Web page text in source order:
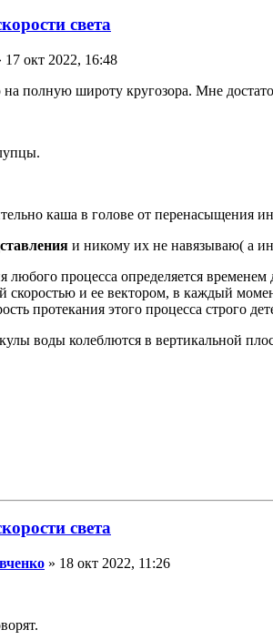
света
17 окт 2022, 16:48
полную широту кругозора. Мне
каша в голове от
и никому их не навязываю( а
любого процесса определяется
скоростью и ее вектором, в каждый
протекания этого процесса строго
воды колеблются в вертикальной
света
» 18 окт 2022, 11:26